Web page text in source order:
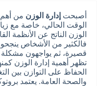
أصبحت إدارة الوزن من أهم
الوقت الحالي، خاصة مع
الوزن الناتج عن الأنظمة
فالكثير من الأشخاص
قصيرة، ثم يواجهون مشكلة
تظهر أهمية إدارة الوزن
الحفاظ على التوازن بين